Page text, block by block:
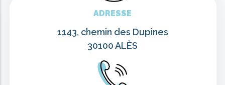
ADRESSE
1143, chemin des Dupines
30100 ALÈS